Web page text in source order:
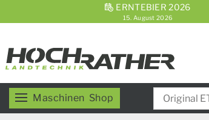
ERNTEBIER 2026
15. August 2026
Maschinen Shop